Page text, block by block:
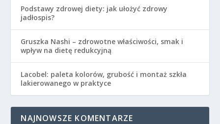
Podstawy zdrowej diety: jak ułożyć zdrowy
jadłospis?
Gruszka Nashi – zdrowotne właściwości, smak i
wpływ na dietę redukcyjną
Lacobel: paleta kolorów, grubość i montaż szkła
lakierowanego w praktyce
NAJNOWSZE KOMENTARZE